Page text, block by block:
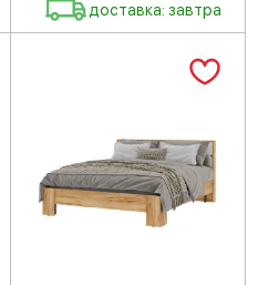
доставка: завтра